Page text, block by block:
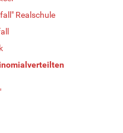
Realschule